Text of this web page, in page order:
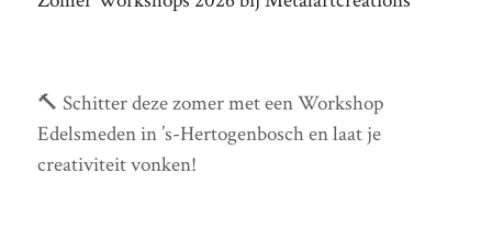
🔨 Schitter deze zomer met een Workshop
Edelsmeden in ’s-Hertogenbosch en laat je
creativiteit vonken!